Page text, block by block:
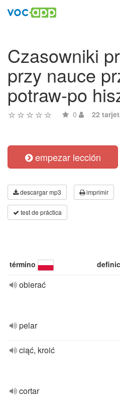
Czasowniki
przy nauce
potraw-po
0 22
empezar lección
descargar mp3 imprimir
test de práctica
término
obierać
pelar
ciąć, kroić
cortar